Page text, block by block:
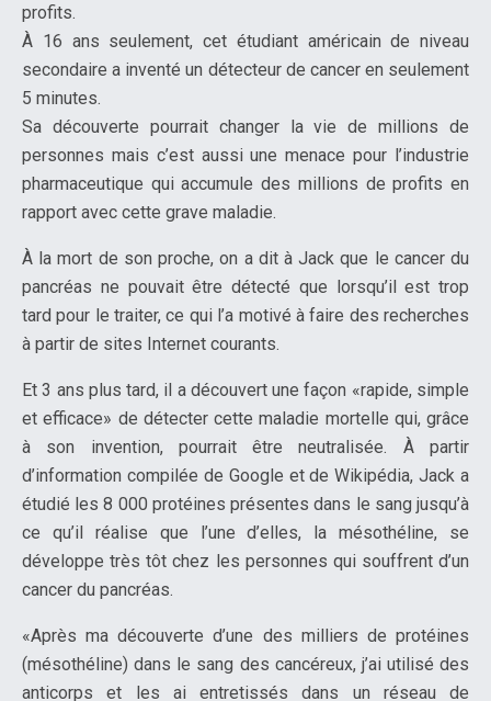
profits.
À 16 ans seulement, cet étudiant américain de niveau
secondaire a inventé un détecteur de cancer en seulement
5 minutes.
Sa découverte pourrait changer la vie de millions de
personnes mais c’est aussi une menace pour l’industrie
pharmaceutique qui accumule des millions de profits en
rapport avec cette grave maladie.
À la mort de son proche, on a dit à Jack que le cancer du
pancréas ne pouvait être détecté que lorsqu’il est trop
tard pour le traiter, ce qui l’a motivé à faire des recherches
à partir de sites Internet courants.
Et 3 ans plus tard, il a découvert une façon «rapide, simple
et efficace» de détecter cette maladie mortelle qui, grâce
à son invention, pourrait être neutralisée. À partir
d’information compilée de Google et de Wikipédia, Jack a
étudié les 8 000 protéines présentes dans le sang jusqu’à
ce qu’il réalise que l’une d’elles, la mésothéline, se
développe très tôt chez les personnes qui souffrent d’un
cancer du pancréas.
«Après ma découverte d’une des milliers de protéines
(mésothéline) dans le sang des cancéreux, j’ai utilisé des
anticorps et les ai entretissés dans un réseau de